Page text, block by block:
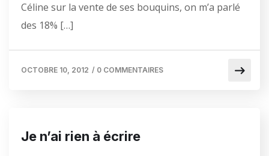
Céline sur la vente de ses bouquins, on m’a parlé
des 18% […]
OCTOBRE 10, 2012 / 0 COMMENTAIRES
Je n’ai rien à écrire